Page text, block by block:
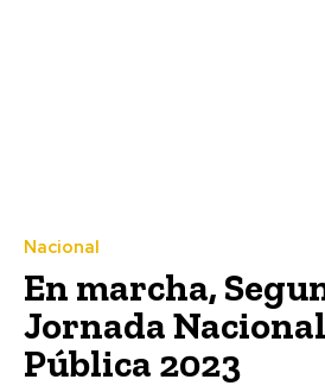
Nacional
En marcha,
Jornada
Pública 2023